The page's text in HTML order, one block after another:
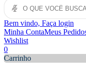
Bem vindo, Faça login
Minha ContaMeus
Wishlist
0
Carrinho